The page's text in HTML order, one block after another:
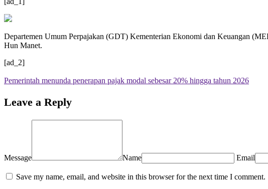
Departemen Umum Perpajakan (GDT) Kementerian Ekonomi dan Keuangan
Hun Manet.
[ad_2]
Pemerintah menunda penerapan pajak modal sebesar 20% hingga tahun 2026
Leave a Reply
Message Name Email
Save my name, email, and website in this browser for the next time I comment.